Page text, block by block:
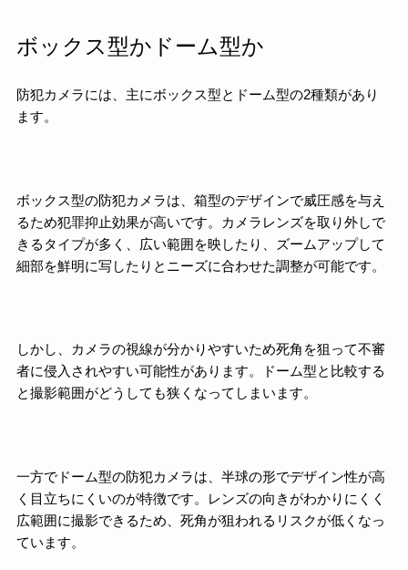
ボックス型かドーム型か
防犯カメラには、主にボックス型とドーム型の2種類があり
ます。
ボックス型の防犯カメラは、箱型のデザインで威圧感を与え
るため犯罪抑止効果が高いです。カメラレンズを取り外しで
きるタイプが多く、広い範囲を映したり、ズームアップして
細部を鮮明に写したりとニーズに合わせた調整が可能です。
しかし、カメラの視線が分かりやすいため死角を狙って不審
者に侵入されやすい可能性があります。ドーム型と比較する
と撮影範囲がどうしても狭くなってしまいます。
一方でドーム型の防犯カメラは、半球の形でデザイン性が高
く目立ちにくいのが特徴です。レンズの向きがわかりにくく
広範囲に撮影できるため、死角が狙われるリスクが低くなっ
ています。